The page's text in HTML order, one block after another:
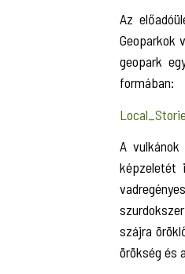
Az
Geoparkok
geopark
formában:
A
képzeletét
szájra
örökség és